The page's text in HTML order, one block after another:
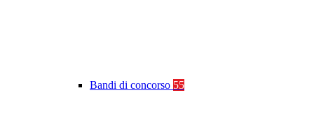
Bandi di concorso 55